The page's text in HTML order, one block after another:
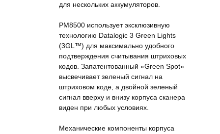
для нескольких аккумуляторов.
PM8500 использует эксклюзивную
технологию Datalogic 3 Green Lights
(3GL™) для максимально удобного
подтверждения считывания штриховых
кодов. Запатентованный «Green Spot»
высвечивает зеленый сигнал на
штриховом коде, а двойной зеленый
сигнал вверху и внизу корпуса сканера
виден при любых условиях.
Механические компоненты корпуса